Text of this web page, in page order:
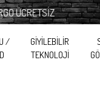
/
GİYİLEBİLİR
TEKNOLOJİ